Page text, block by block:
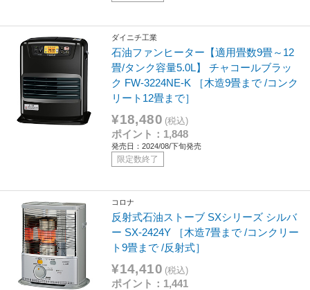
ダイニチ工業
石油ファンヒーター【適用畳数9畳～12
畳/タンク容量5.0L】 チャコールブラッ
ク FW-3224NE-K ［木造9畳まで /コンク
リート12畳まで］
¥18,480 (税込)
ポイント：1,848
発売日：2024/08/下旬発売
限定数終了
コロナ
反射式石油ストーブ SXシリーズ シルバ
ー SX-2424Y ［木造7畳まで /コンクリー
ト9畳まで /反射式］
¥14,410 (税込)
ポイント：1,441